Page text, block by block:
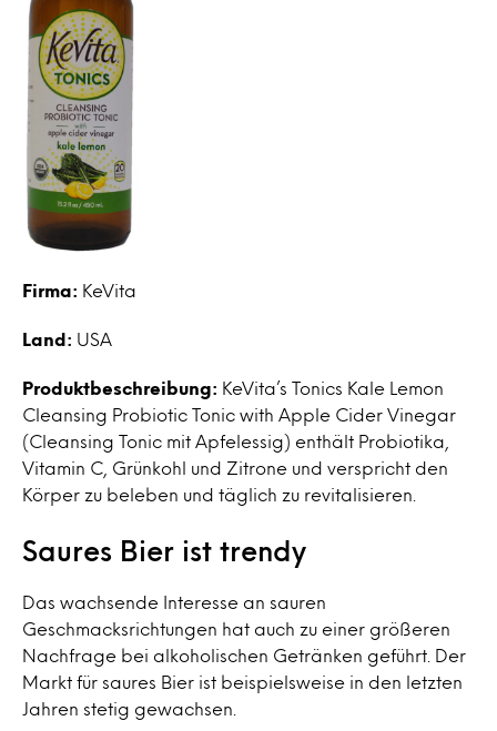
Firma: KeVita
Land: USA
Produktbeschreibung: KeVita’s Tonics Kale Lemon
Cleansing Probiotic Tonic with Apple Cider Vinegar
(Cleansing Tonic mit Apfelessig) enthält Probiotika,
Vitamin C, Grünkohl und Zitrone und verspricht den
Körper zu beleben und täglich zu revitalisieren.
Saures Bier ist trendy
Das wachsende Interesse an sauren
Geschmacksrichtungen hat auch zu einer größeren
Nachfrage bei alkoholischen Getränken geführt. Der
Markt für saures Bier ist beispielsweise in den letzten
Jahren stetig gewachsen.